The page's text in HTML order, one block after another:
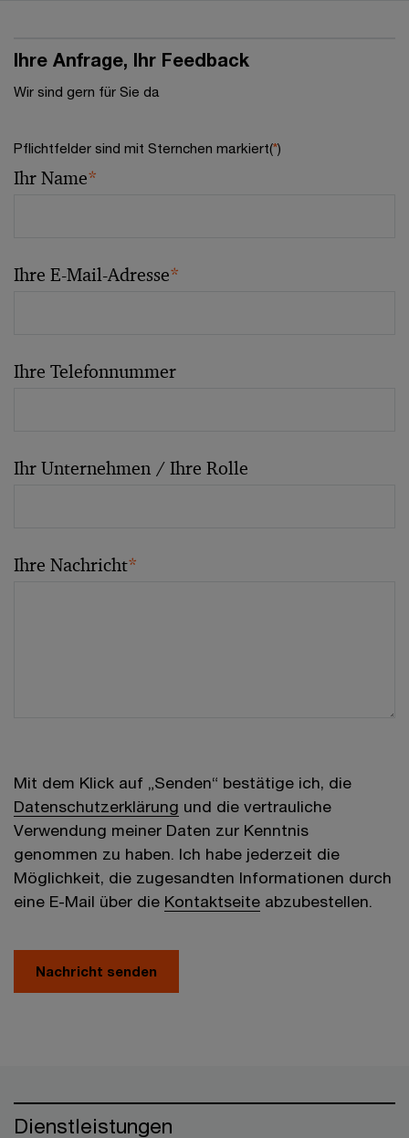
Ihre Anfrage, Ihr Feedback
Wir sind gern für Sie da
Pflichtfelder sind mit Sternchen markiert(*)
Ihr Name*
Ihre E-Mail-Adresse*
Ihre Telefonnummer
Ihr Unternehmen / Ihre Rolle
Ihre Nachricht*
Mit dem Klick auf „Senden“ bestätige ich, die
Datenschutzerklärung und die vertrauliche
Verwendung meiner Daten zur Kenntnis
genommen zu haben. Ich habe jederzeit die
Möglichkeit, die zugesandten Informationen durch
eine E-Mail über die Kontaktseite abzubestellen.
Nachricht senden
Dienstleistungen